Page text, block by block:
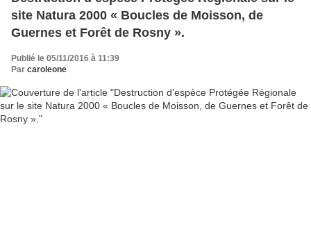
site Natura 2000 « Boucles de Moisson, de
Guernes et Forêt de Rosny ».
Publié le 05/11/2016 à 11:39
Par caroleone